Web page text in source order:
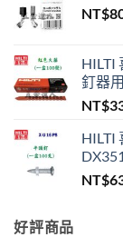
NT$
HILTI
釘器
NT$
HILTI
NT$
好評商品